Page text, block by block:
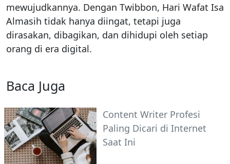
mewujudkannya. Dengan Twibbon, Hari Wafat Isa
Almasih tidak hanya diingat, tetapi juga
dirasakan, dibagikan, dan dihidupi oleh setiap
orang di era digital.
Baca Juga
Content Writer Profesi
Paling Dicari di Internet
Saat Ini